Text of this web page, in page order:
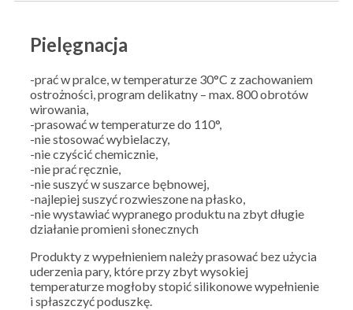
Pielęgnacja
-prać w pralce, w temperaturze 30°C z zachowaniem
ostrożności, program delikatny – max. 800 obrotów
wirowania,
-prasować w temperaturze do 110°,
-nie stosować wybielaczy,
-nie czyścić chemicznie,
-nie prać ręcznie,
-nie suszyć w suszarce bębnowej,
-najlepiej suszyć rozwieszone na płasko,
-nie wystawiać wypranego produktu na zbyt długie
działanie promieni słonecznych
Produkty z wypełnieniem należy prasować bez użycia
uderzenia pary, które przy zbyt wysokiej
temperaturze mogłoby stopić silikonowe wypełnienie
i spłaszczyć poduszkę.